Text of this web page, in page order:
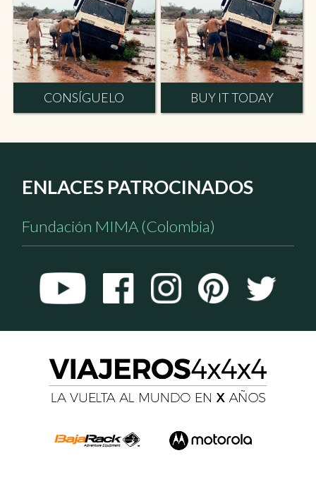
CONSÍGUELO BUY IT TODAY
ENLACES PATROCINADOS
Fundación MIMA (Colombia)